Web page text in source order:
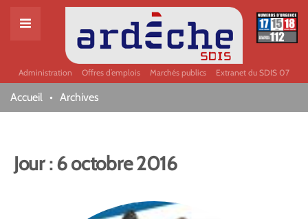
Administration Offres d’emplois Marchés publics Extranet du SDIS 07
Accueil Archives
Jour :6 octobre 2016